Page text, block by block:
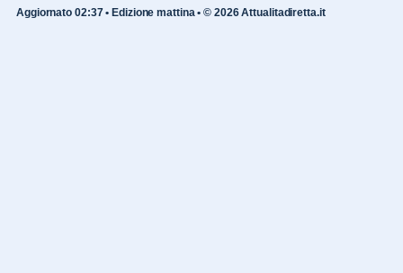
Aggiornato 02:37 • Edizione mattina • © 2026 Attualitadiretta.it